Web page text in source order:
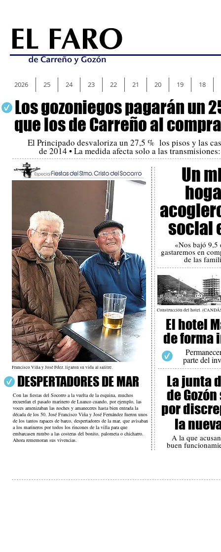
Los gozoniegos pagarán un
que los de Carreño al
El Principado desvaloriza un 27,5 % los pisos y las
de 2014 • La medida afecta solo a las
Francisco Viña y José Fdez. ligaron su vida al salitre.
DESPERTADORES DE MAR
Con las fiestas del Socorro a la vuelta de la esquina, muchos
recuerdan el pasado marinero de Luanco cuando, por ejemplo, las
voces amenizaban las noches y amaneceres hasta bien entrada la
década de los 50. José Francisco Viña y José Fernández fueron unos
de los tantos rapaces de barco, despertadores de la mar, que avisaban
a los marineros por todos los rincones de la villa para que
embarcasen rumbo a las costeras del bonito, palometa o chicharro.
Ahora rememoran sus vivencias.
Un
social
«Nos bajó 9,5
gastaremos en
de las
Construcción del hotel.
El hotel
de forma
parte del
La junta
de
por
la
A la que
buen
2026 25 24 23 22 21 20 19 18